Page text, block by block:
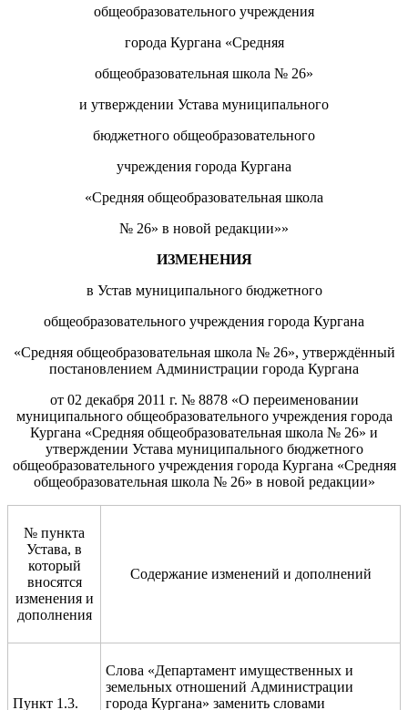
общеобразовательного учреждения
города Кургана «Средняя
общеобразовательная школа № 26»
и утверждении Устава муниципального
бюджетного общеобразовательного
учреждения города Кургана
«Средняя общеобразовательная школа
№ 26» в новой редакции»»
ИЗМЕНЕНИЯ
в Устав муниципального бюджетного
общеобразовательного учреждения города Кургана
«Средняя общеобразовательная школа № 26», утверждённый
постановлением Администрации города Кургана
от 02 декабря 2011 г. № 8878 «О переименовании
муниципального общеобразовательного учреждения города
Кургана «Средняя общеобразовательная школа № 26» и
утверждении Устава муниципального бюджетного
общеобразовательного учреждения города Кургана «Средняя
общеобразовательная школа № 26» в новой редакции»
№ пункта
Устава, в
который
вносятся
изменения и
дополнения
Содержание изменений и дополнений
Пункт 1.3.
Слова «Департамент имущественных и
земельных отношений Администрации
города Кургана» заменить словами